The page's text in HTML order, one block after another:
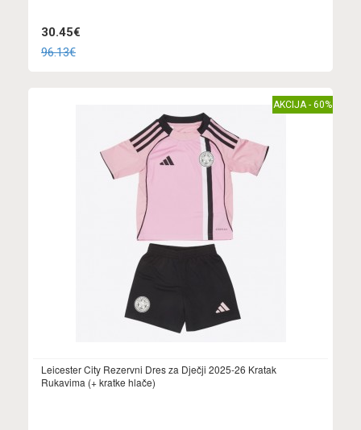
30.45€
96.13€
AKCIJA - 60%
Leicester City Rezervni Dres za Dječji 2025-26 Kratak
Rukavima (+ kratke hlače)